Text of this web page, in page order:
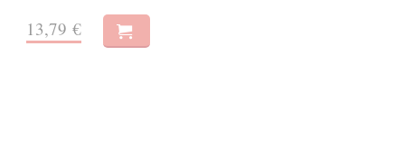
13,79 €